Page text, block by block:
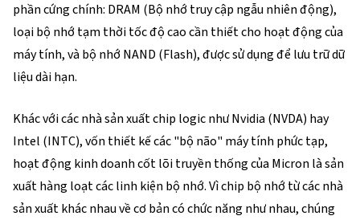
phần cứng chính: DRAM (Bộ nhớ truy cập ngẫu nhiên động),
loại bộ nhớ tạm thời tốc độ cao cần thiết cho hoạt động của
máy tính, và bộ nhớ NAND (Flash), được sử dụng để lưu trữ dữ
liệu dài hạn.
Khác với các nhà sản xuất chip logic như Nvidia (NVDA) hay
Intel (INTC), vốn thiết kế các "bộ não" máy tính phức tạp,
hoạt động kinh doanh cốt lõi truyền thống của Micron là sản
xuất hàng loạt các linh kiện bộ nhớ. Vì chip bộ nhớ từ các nhà
sản xuất khác nhau về cơ bản có chức năng như nhau, chúng